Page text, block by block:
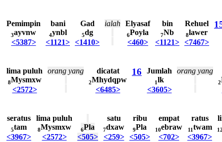
Pemimpin
3ayvnw
<5387>
bani
4ynbl
<1121>
Gad
5dg
<1410>
ialah Elyasaf
6Poyla
<460>
bin
7Nb
<1121>
Rehuel
8lawer
<7467>
lima puluh
8Mysmxw
<2572>
orang yang dicatat
2Mhydqpw
<6485>
16 Jumlah
1lk
<3605>
orang yang
2
seratus
5tam
<3967>
lima puluh
8Mysmxw
<2572>
6Pla
<505>
satu
7dxaw
<259>
ribu
9Pla
<505>
empat
10ebraw
<702>
ratus
11twam
<3967>